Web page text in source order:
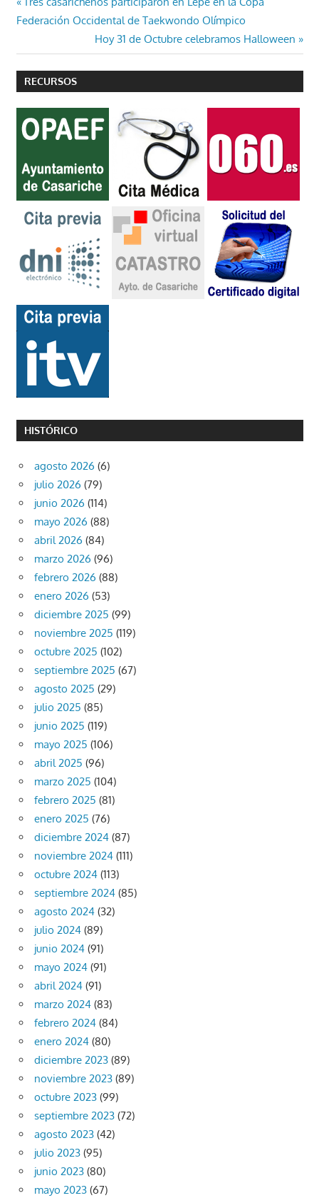
Navegación
de
entradas
anterior:
Federación Occidental de Taekwondo Olímpico
Entrada
siguiente:
Hoy 31 de Octubre celebramos Halloween
RECURSOS
HISTÓRICO
agosto 2026 (6)
julio 2026 (79)
junio 2026 (114)
mayo 2026 (88)
abril 2026 (84)
marzo 2026 (96)
febrero 2026 (88)
enero 2026 (53)
diciembre 2025 (99)
noviembre 2025 (119)
octubre 2025 (102)
septiembre 2025 (67)
agosto 2025 (29)
julio 2025 (85)
junio 2025 (119)
mayo 2025 (106)
abril 2025 (96)
marzo 2025 (104)
febrero 2025 (81)
enero 2025 (76)
diciembre 2024 (87)
noviembre 2024 (111)
octubre 2024 (113)
septiembre 2024 (85)
agosto 2024 (32)
julio 2024 (89)
junio 2024 (91)
mayo 2024 (91)
abril 2024 (91)
marzo 2024 (83)
febrero 2024 (84)
enero 2024 (80)
diciembre 2023 (89)
noviembre 2023 (89)
octubre 2023 (99)
septiembre 2023 (72)
agosto 2023 (42)
julio 2023 (95)
junio 2023 (80)
mayo 2023 (67)